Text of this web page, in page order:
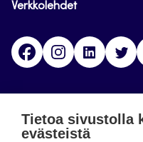
Verkkolehdet
FacebookInstagram
Tietoa sivustolla
evästeistä